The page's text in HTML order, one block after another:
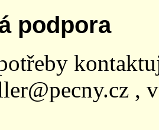
podpora
,